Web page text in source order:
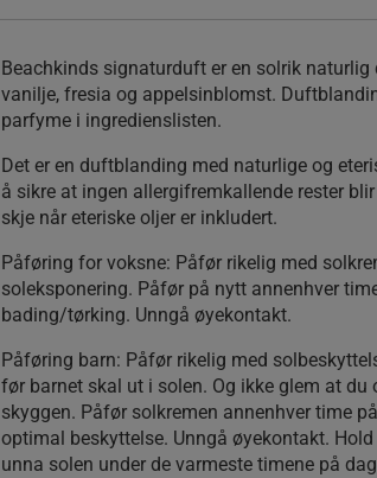
Beachkinds signaturduft er en solrik
vanilje, fresia og appelsinblomst.
parfyme i ingredienslisten.
Det er en duftblanding med naturlige og
å sikre at ingen allergifremkallende rester
skje når eteriske oljer er inkludert.
Påføring for voksne: Påfør rikelig med
soleksponering. Påfør på nytt annenhver
bading/tørking. Unngå øyekontakt.
Påføring barn: Påfør rikelig med
før barnet skal ut i solen. Og ikke glem at du
skyggen. Påfør solkremen annenhver time
optimal beskyttelse. Unngå øyekontakt.
unna solen under de varmeste timene på